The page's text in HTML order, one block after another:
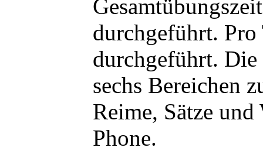
durchgeführt.
durchgeführt.
sechs Bereichen
Reime, Sätze
Phone.